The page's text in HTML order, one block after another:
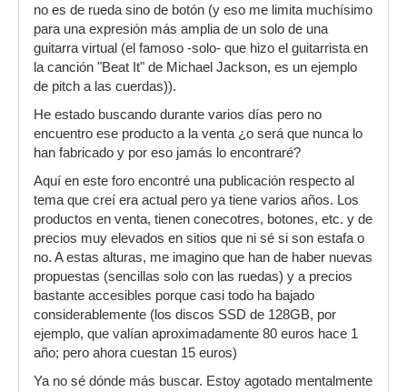
no es de rueda sino de botón (y eso me limita muchísimo
para una expresión más amplia de un solo de una
guitarra virtual (el famoso -solo- que hizo el guitarrista en
la canción "Beat It" de Michael Jackson, es un ejemplo
de pitch a las cuerdas)).
He estado buscando durante varios días pero no
encuentro ese producto a la venta ¿o será que nunca lo
han fabricado y por eso jamás lo encontraré?
Aquí en este foro encontré una publicación respecto al
tema que creí era actual pero ya tiene varios años. Los
productos en venta, tienen conecotres, botones, etc. y de
precios muy elevados en sitios que ni sé si son estafa o
no. A estas alturas, me imagino que han de haber nuevas
propuestas (sencillas solo con las ruedas) y a precios
bastante accesibles porque casi todo ha bajado
considerablemente (los discos SSD de 128GB, por
ejemplo, que valían aproximadamente 80 euros hace 1
año; pero ahora cuestan 15 euros)
Ya no sé dónde más buscar. Estoy agotado mentalmente